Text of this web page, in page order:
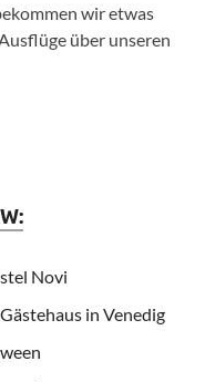
wir etwas
über unseren
Novi
in Venedig